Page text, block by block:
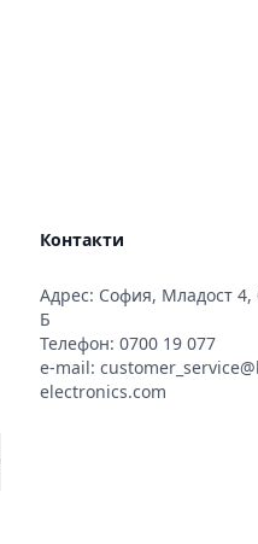
Контакти
Адрес: София, Младост 4,
Б
Телефон: 0700 19 077
e-mail:
electronics.com